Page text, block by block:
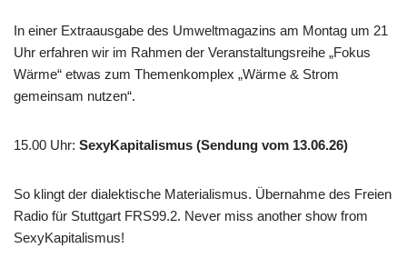
In einer Extraausgabe des Umweltmagazins am Montag um 21
Uhr erfahren wir im Rahmen der Veranstaltungsreihe „Fokus
Wärme“ etwas zum Themenkomplex „Wärme & Strom
gemeinsam nutzen“.
15.00 Uhr: SexyKapitalismus (Sendung vom 13.06.26)
So klingt der dialektische Materialismus. Übernahme des Freien
Radio für Stuttgart FRS99.2. Never miss another show from
SexyKapitalismus!